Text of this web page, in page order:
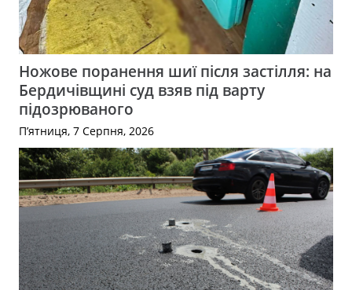
Ножове поранення шиї після застілля: на
Бердичівщині суд взяв під варту
підозрюваного
П’ятниця, 7 Серпня, 2026